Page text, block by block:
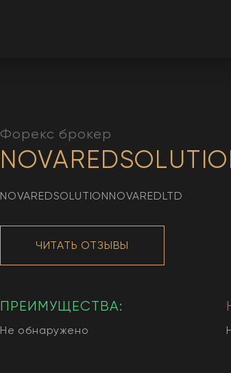
Форекс брокер
NOVAREDSOLUTIONNOVAREDLTD
ЧИТАТЬ ОТЗЫВЫ
ПРЕИМУЩЕСТВА:
Не обнаружено